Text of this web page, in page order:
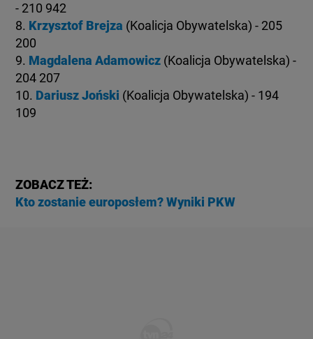
- 210 942
8. Krzysztof Brejza (Koalicja Obywatelska) - 205
200
9. Magdalena Adamowicz (Koalicja Obywatelska) -
204 207
10. Dariusz Joński (Koalicja Obywatelska) - 194
109
ZOBACZ TEŻ:
Kto zostanie europosłem? Wyniki PKW